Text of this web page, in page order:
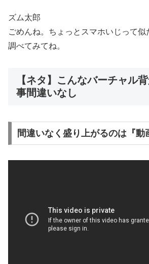
ズム太郎
ごめんね。ちょっとスマホいじって
調べてみてね。
【ネタ】こんなバーチャル
事間違いなし
間違いなく盛り上がるのは『動